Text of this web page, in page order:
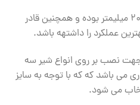
کورس حرکتی این موتور زیمنس ۲۰ میلیمتر بوده و همچنین قادر
نصب بر روی انواع شیر سه
می باشد که که با توجه به سایز
می شود.